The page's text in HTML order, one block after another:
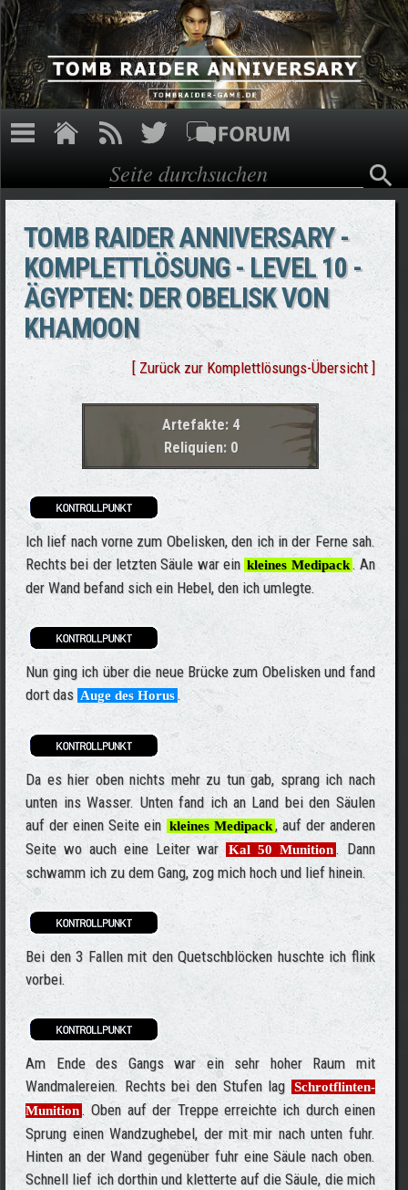
Direkt zum Inhalt
Suchformular
Suche
TOMB RAIDER ANNIVERSARY -
KOMPLETTLÖSUNG - LEVEL 10 -
ÄGYPTEN: DER OBELISK VON
KHAMOON
[ Zurück zur Komplettlösungs-Übersicht ]
Artefakte: 4
Reliquien: 0
Ich lief nach vorne zum Obelisken, den ich in der Ferne sah.
Rechts bei der letzten Säule war einkleines Medipack. An
der Wand befand sich ein Hebel, den ich umlegte.
Nun ging ich über die neue Brücke zum Obelisken und fand
dort das Auge des Horus.
Da es hier oben nichts mehr zu tun gab, sprang ich nach
unten ins Wasser. Unten fand ich an Land bei den Säulen
auf der einen Seite ein kleines Medipack, auf der anderen
Seite wo auch eine Leiter warKal 50 Munition . Dann
schwamm ich zu dem Gang, zog mich hoch und lief hinein.
Bei den 3 Fallen mit den Quetschblöcken huschte ich flink
vorbei.
Am Ende des Gangs war ein sehr hoher Raum mit
Wandmalereien. Rechts bei den Stufen lag
Schrotflinten-
Munition. Oben auf der Treppe erreichte ich durch einen
Sprung einen Wandzughebel, der mit mir nach unten fuhr.
Hinten an der Wand gegenüber fuhr eine Säule nach oben.
Schnell lief ich dorthin und kletterte auf die Säule, die mich